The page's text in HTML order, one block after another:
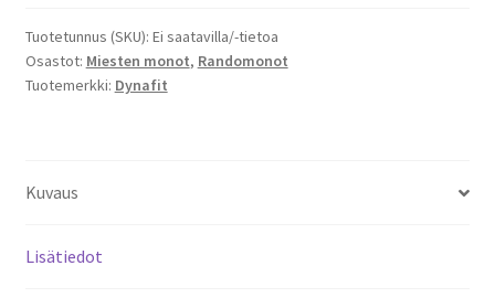
määrä
Tuotetunnus (SKU): Ei saatavilla/-tietoa
Osastot: Miesten monot, Randomonot
Tuotemerkki: Dynafit
Kuvaus
Lisätiedot